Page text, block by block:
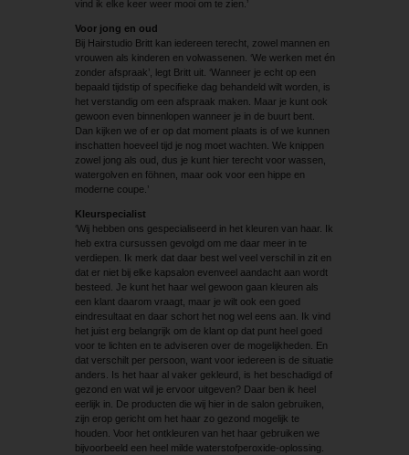
vind ik elke keer weer mooi om te zien.’
Voor jong en oud
Bij Hairstudio Britt kan iedereen terecht, zowel mannen en
vrouwen als kinderen en volwassenen. ‘We werken met én
zonder afspraak’, legt Britt uit. ‘Wanneer je echt op een
bepaald tijdstip of specifieke dag behandeld wilt worden, is
het verstandig om een afspraak maken. Maar je kunt ook
gewoon even binnenlopen wanneer je in de buurt bent.
Dan kijken we of er op dat moment plaats is of we kunnen
inschatten hoeveel tijd je nog moet wachten. We knippen
zowel jong als oud, dus je kunt hier terecht voor wassen,
watergolven en föhnen, maar ook voor een hippe en
moderne coupe.’
Kleurspecialist
‘Wij hebben ons gespecialiseerd in het kleuren van haar. Ik
heb extra cursussen gevolgd om me daar meer in te
verdiepen. Ik merk dat daar best wel veel verschil in zit en
dat er niet bij elke kapsalon evenveel aandacht aan wordt
besteed. Je kunt het haar wel gewoon gaan kleuren als
een klant daarom vraagt, maar je wilt ook een goed
eindresultaat en daar schort het nog wel eens aan. Ik vind
het juist erg belangrijk om de klant op dat punt heel goed
voor te lichten en te adviseren over de mogelijkheden. En
dat verschilt per persoon, want voor iedereen is de situatie
anders. Is het haar al vaker gekleurd, is het beschadigd of
gezond en wat wil je ervoor uitgeven? Daar ben ik heel
eerlijk in. De producten die wij hier in de salon gebruiken,
zijn erop gericht om het haar zo gezond mogelijk te
houden. Voor het ontkleuren van het haar gebruiken we
bijvoorbeeld een heel milde waterstofperoxide-oplossing.